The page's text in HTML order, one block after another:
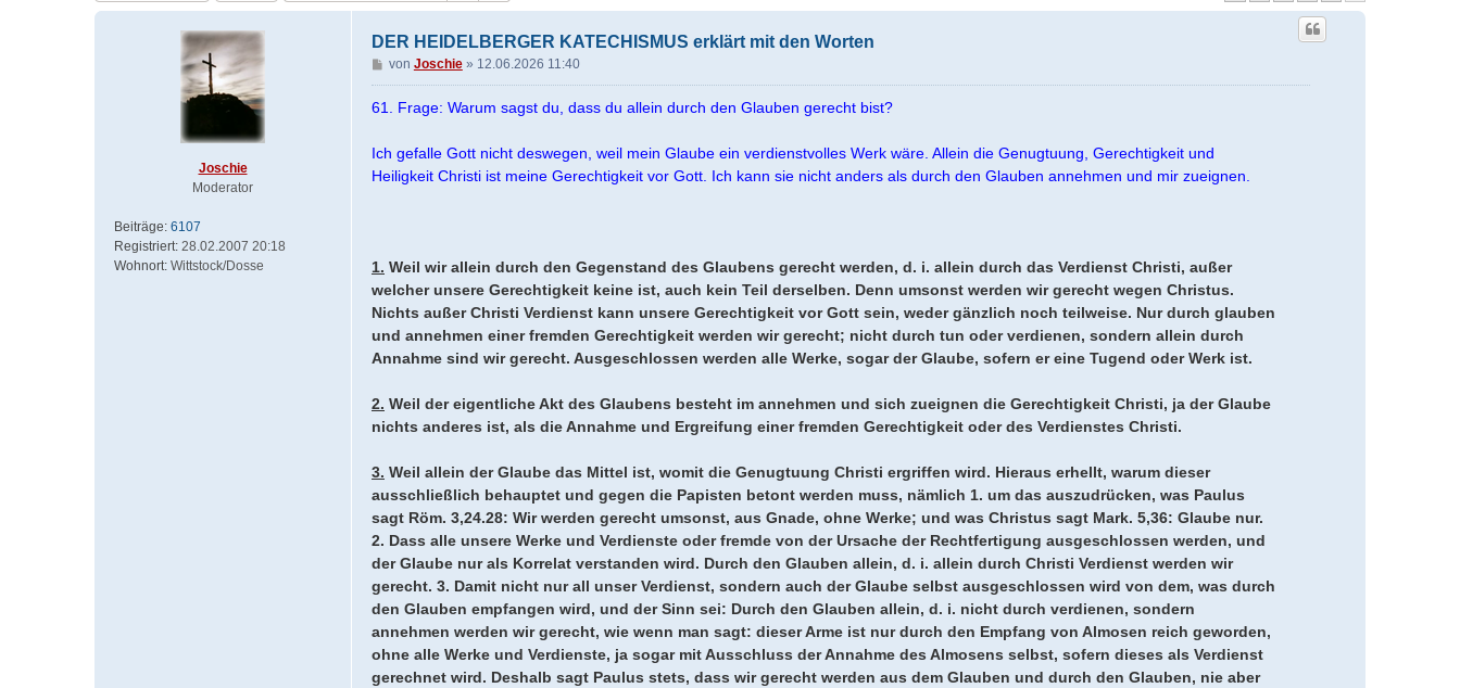
Joschie
Moderator
Beiträge: 6107
Registriert: 28.02.2007 20:18
Wohnort: Wittstock/Dosse
DER HEIDELBERGER KATECHISMUS erklärt mit den Worten
B
e
i
a
g
von Joschie» 12.06.2026 11:40
61. Frage: Warum sagst du, dass du allein durch den Glauben gerecht bist?
Ich gefalle Gott nicht deswegen, weil mein Glaube ein verdienstvolles Werk wäre. Allein die Genugtuung, Gerechtigkeit und
Heiligkeit Christi ist meine Gerechtigkeit vor Gott. Ich kann sie nicht anders als durch den Glauben annehmen und mir zueignen.
1. Weil wir allein durch den Gegenstand des Glaubens gerecht werden, d. i. allein durch das Verdienst Christi, außer
welcher unsere Gerechtigkeit keine ist, auch kein Teil derselben. Denn umsonst werden wir gerecht wegen Christus.
Nichts außer Christi Verdienst kann unsere Gerechtigkeit vor Gott sein, weder gänzlich noch teilweise. Nur durch glauben
und annehmen einer fremden Gerechtigkeit werden wir gerecht; nicht durch tun oder verdienen, sondern allein durch
Annahme sind wir gerecht. Ausgeschlossen werden alle Werke, sogar der Glaube, sofern er eine Tugend oder Werk ist.
2. Weil der eigentliche Akt des Glaubens besteht im annehmen und sich zueignen die Gerechtigkeit Christi, ja der Glaube
nichts anderes ist, als die Annahme und Ergreifung einer fremden Gerechtigkeit oder des Verdienstes Christi.
3. Weil allein der Glaube das Mittel ist, womit die Genugtuung Christi ergriffen wird. Hieraus erhellt, warum dieser
ausschließlich behauptet und gegen die Papisten betont werden muss, nämlich 1. um das auszudrücken, was Paulus
sagt Röm. 3,24.28: Wir werden gerecht umsonst, aus Gnade, ohne Werke; und was Christus sagt Mark. 5,36: Glaube nur.
2. Dass alle unsere Werke und Verdienste oder fremde von der Ursache der Rechtfertigung ausgeschlossen werden, und
der Glaube nur als Korrelat verstanden wird. Durch den Glauben allein, d. i. allein durch Christi Verdienst werden wir
gerecht. 3. Damit nicht nur all unser Verdienst, sondern auch der Glaube selbst ausgeschlossen wird von dem, was durch
den Glauben empfangen wird, und der Sinn sei: Durch den Glauben allein, d. i. nicht durch verdienen, sondern
annehmen werden wir gerecht, wie wenn man sagt: dieser Arme ist nur durch den Empfang von Almosen reich geworden,
ohne alle Werke und Verdienste, ja sogar mit Ausschluss der Annahme des Almosens selbst, sofern dieses als Verdienst
gerechnet wird. Deshalb sagt Paulus stets, dass wir gerecht werden aus dem Glauben und durch den Glauben, nie aber